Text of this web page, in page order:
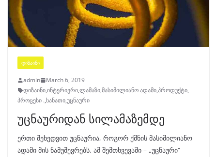
ᲓᲘᲖᲐᲘᲜᲘ
admin
March 6, 2019
დიზაინი,ინტერიერი,ლამაზი,მასიმილიანო ადამი,პროდუქტი,
პროცესი .,სანათი,უცნაური
უცნაურიდან სილამაზემდე
ერთი შეხედვით უცნაურია, როგორ ქმნის მასიმილიანო
ადამი მის ნამუშევრებს. ამ შემთხვევაში – „უცნაური“